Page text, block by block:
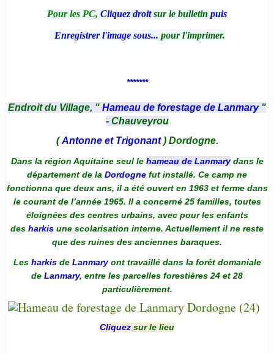
Pour les PC, Cliquez droitsur le bulletin puis
Enregistrer l'image sous... pour l'imprimer.
*******
Endroit du Village, " Hameau de forestage de Lanmary "
- Chauveyrou
(Antonne et Trigonant) Dordogne.
Dans la région Aquitaine seul le hameau de Lanmarydans le
département de la Dordogne fut installé. Ce camp ne
fonctionna que deux ans, il a été ouvert en 1963 et ferme dans
le courant de l’année 1965. Il a concerné 25 familles, toutes
éloignées des centres urbains, avec pour les enfants
des harkis une scolarisation interne. Actuellement il ne reste
que des ruines des anciennes baraques.
Les harkis de Lanmaryont travaillé dans la forêt domaniale
de Lanmary, entre les parcelles forestières 24 et 28
particulièrement.
Cliquez sur le lieu